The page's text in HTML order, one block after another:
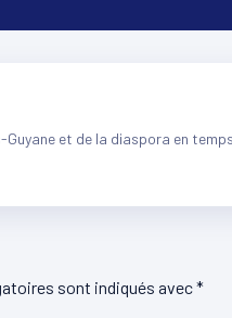
et de la diaspora en
sont indiqués avec*